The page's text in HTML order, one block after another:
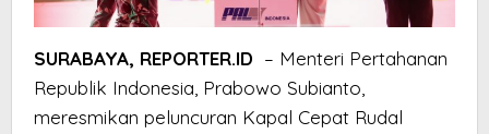
SURABAYA, REPORTER.ID – Menteri Pertahanan
Republik Indonesia, Prabowo Subianto,
meresmikan peluncuran Kapal Cepat Rudal